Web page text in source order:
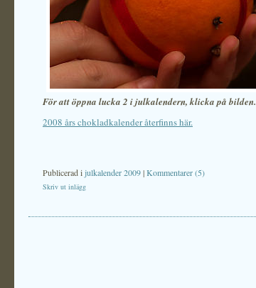
För att öppna lucka 2 i julkalendern, klicka på bilden.
2008 års chokladkalender återfinns här.
Publicerad ijulkalender 2009|Kommentarer (5)
Skriv ut inlägg